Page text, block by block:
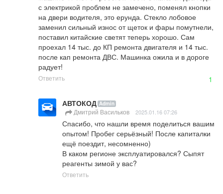
с электрикой проблем не замечено, поменял кнопки
на двери водителя, это ерунда. Стекло лобовое
заменил сильный износ от щеток и фары помутнели,
поставил китайские светят теперь хорошо. Сам
проехал 14 тыс. до КП ремонта двигателя и 14 тыс.
после кап ремонта ДВС. Машинка ожила и в дороге
радует!
Ответить 1
АВТОКОД Admin
Дмитрий Васильков 2025.01.16 07:26
Спасибо, что нашли время поделиться вашим
опытом! Пробег серьёзный! После капиталки
ещё поездит, несомненно)
В каком регионе эксплуатировался? Сыпят
реагенты зимой у вас?
Ответить